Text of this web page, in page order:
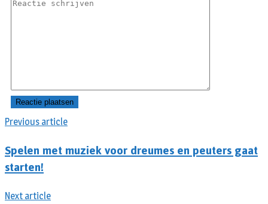
Previous article
Spelen met muziek voor dreumes en peuters gaat
starten!
Next article